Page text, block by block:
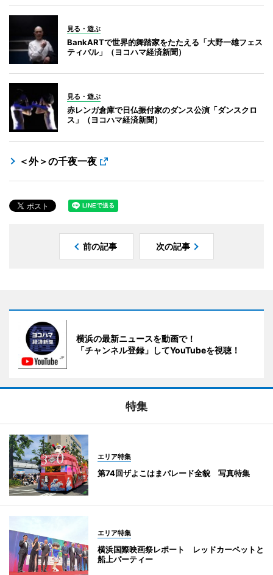
見る・遊ぶ
BankARTで世界的舞踏家をたたえる「大野一雄フェス
ティバル」（ヨコハマ経済新聞）
見る・遊ぶ
赤レンガ倉庫で日仏振付家のダンス公演「ダンスクロ
ス」（ヨコハマ経済新聞）
＜外＞の千夜一夜
前の記事 次の記事
横浜の最新ニュースを動画で！
「チャンネル登録」してYouTubeを視聴！
特集
エリア特集
第74回ザよこはまパレード全貌 写真特集
エリア特集
横浜国際映画祭レポート レッドカーペットと
船上パーティー